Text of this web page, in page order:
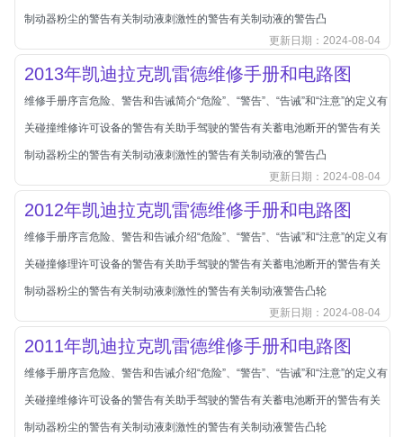
奔腾
奔腾
奔驰
宝沃
宝骏
宝骏
宾利
本田
本田-广州本田
本田-海外本田
标致
标致
制动器粉尘的警告有关制动液刺激性的警告有关制动液的警告凸
更新日期：2024-08-04
2013年凯迪拉克凯雷德维修手册和电路图
维修手册序言危险、警告和告诫简介“危险”、“警告”、“告诫”和“注意”的定义有
关碰撞维修许可设备的警告有关助手驾驶的警告有关蓄电池断开的警告有关
制动器粉尘的警告有关制动液刺激性的警告有关制动液的警告凸
更新日期：2024-08-04
2012年凯迪拉克凯雷德维修手册和电路图
维修手册序言危险、警告和告诫介绍“危险”、“警告”、“告诫”和“注意”的定义有
关碰撞修理许可设备的警告有关助手驾驶的警告有关蓄电池断开的警告有关
制动器粉尘的警告有关制动液刺激性的警告有关制动液警告凸轮
更新日期：2024-08-04
2011年凯迪拉克凯雷德维修手册和电路图
维修手册序言危险、警告和告诫介绍“危险”、“警告”、“告诫”和“注意”的定义有
关碰撞维修许可设备的警告有关助手驾驶的警告有关蓄电池断开的警告有关
制动器粉尘的警告有关制动液刺激性的警告有关制动液警告凸轮